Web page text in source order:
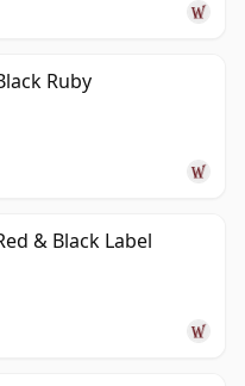
Ruby
& Black Label